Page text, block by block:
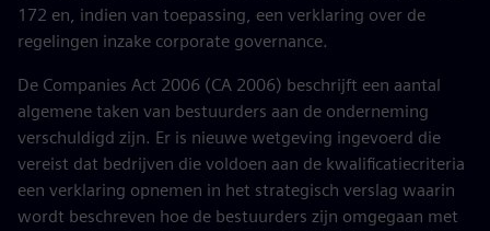
172 en, indien van toepassing, een verklaring over de
regelingen inzake corporate governance.
De Companies Act 2006 (CA 2006) beschrijft een aantal
algemene taken van bestuurders aan de onderneming
verschuldigd zijn. Er is nieuwe wetgeving ingevoerd die
vereist dat bedrijven die voldoen aan de kwalificatiecriteria
een verklaring opnemen in het strategisch verslag waarin
wordt beschreven hoe de bestuurders zijn omgegaan met